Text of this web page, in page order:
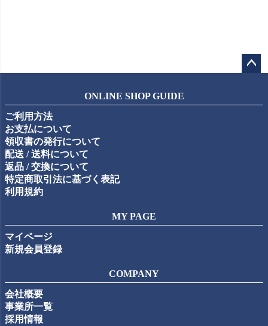
ップ
ONLINE SHOP GUIDE
ご利用方法
お支払について
領収書の発行について
配送 / 送料について
返品 / 交換について
特定商取引法に基づく表記
利用規約
MY PAGE
マイページ
新規会員登録
COMPANY
会社概要
事業所一覧
採用情報